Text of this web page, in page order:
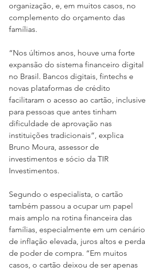
organização, e, em muitos casos, no
complemento do orçamento das
famílias.
“Nos últimos anos, houve uma forte
expansão do sistema financeiro digital
no Brasil. Bancos digitais, fintechs e
novas plataformas de crédito
facilitaram o acesso ao cartão, inclusive
para pessoas que antes tinham
dificuldade de aprovação nas
instituições tradicionais”, explica
Bruno Moura, assessor de
investimentos e sócio da TIR
Investimentos.
Segundo o especialista, o cartão
também passou a ocupar um papel
mais amplo na rotina financeira das
famílias, especialmente em um cenário
de inflação elevada, juros altos e perda
de poder de compra. “Em muitos
casos, o cartão deixou de ser apenas